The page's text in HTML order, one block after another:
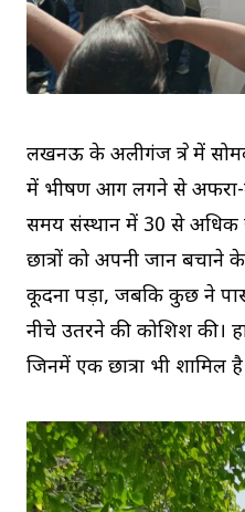
लखनऊ के अलीगंज क्षेत्र में
में भीषण आग लगने से
समय संस्थान में 30 से अधिक
छात्रों को अपनी जान बचाने
कूदना पड़ा, जबकि कुछ ने
नीचे उतरने की कोशिश की।
जिनमें एक छात्रा भी शामिल
V
i